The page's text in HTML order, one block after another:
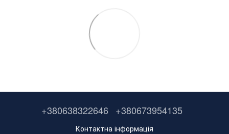
+380638322646 +380673954135
Контактна інформація